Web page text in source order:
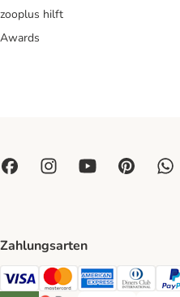
zooplus hilft
Awards
Zahlungsarten
Visa Payment Method
Mastercard Payment
American Express
Diners Club